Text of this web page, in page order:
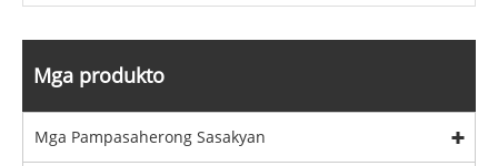
Mga produkto
Mga Pampasaherong Sasakyan